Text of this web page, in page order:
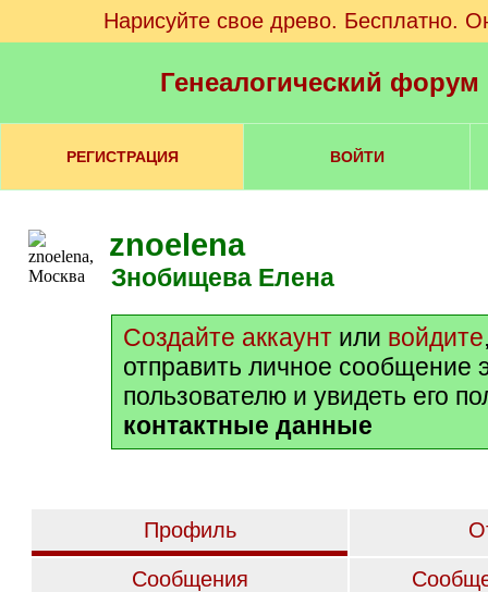
Нарисуйте свое древо. Бесплатно.
Генеалогический
РЕГИСТРАЦИЯ ВОЙТИ
znoelena
Знобищева Елена
Создайте аккаунт или войдите
отправить личное сообщение
пользователю и увидеть его
контактные данные
Профиль
Сообщения